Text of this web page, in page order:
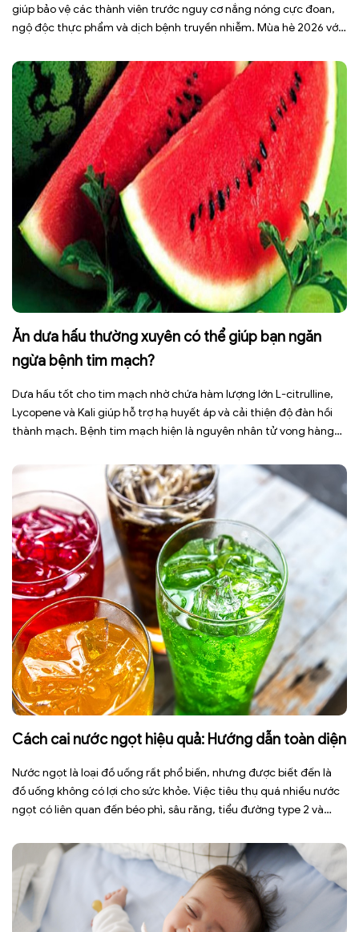
giúp bảo vệ các thành viên trước nguy cơ nắng nóng cực đoan,
ngộ độc thực phẩm và dịch bệnh truyền nhiễm. Mùa hè 2026 với
sức […]
Ăn dưa hấu thường xuyên có thể giúp bạn ngăn
ngừa bệnh tim mạch?
Dưa hấu tốt cho tim mạch nhờ chứa hàm lượng lớn L-citrulline,
Lycopene và Kali giúp hỗ trợ hạ huyết áp và cải thiện độ đàn hồi
thành mạch. Bệnh tim mạch hiện là nguyên nhân tử vong hàng
ngày có thể […]
Cách cai nước ngọt hiệu quả: Hướng dẫn toàn diện
Nước ngọt là loại đồ uống rất phổ biến, nhưng được biết đến là
đồ uống không có lợi cho sức khỏe. Việc tiêu thụ quá nhiều nước
ngọt có liên quan đến béo phì, sâu răng, tiểu đường type 2 và
chỉ […]